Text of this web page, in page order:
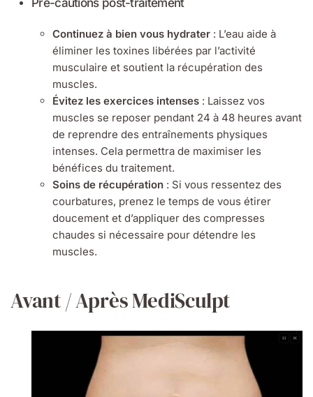
Continuez à bien vous hydrater : L’eau aide à
éliminer les toxines libérées par l’activité
musculaire et soutient la récupération des
muscles.
Évitez les exercices intenses : Laissez vos
muscles se reposer pendant 24 à 48 heures avant
de reprendre des entraînements physiques
intenses. Cela permettra de maximiser les
bénéfices du traitement.
Soins de récupération : Si vous ressentez des
courbatures, prenez le temps de vous étirer
doucement et d’appliquer des compresses
chaudes si nécessaire pour détendre les
muscles.
Avant / Après MediSculpt